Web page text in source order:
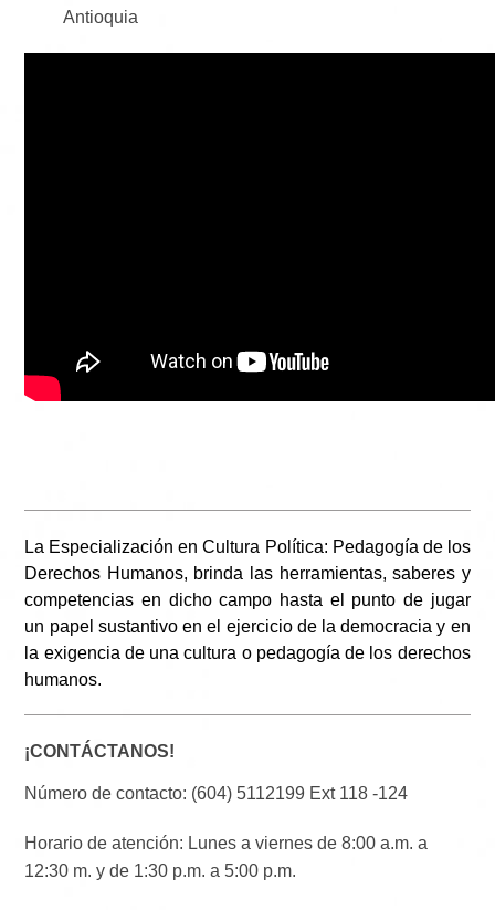
Antioquia
La Especialización en Cultura Política: Pedagogía de los
Derechos Humanos, brinda las herramientas, saberes y
competencias en dicho campo hasta el punto de jugar
un papel sustantivo en el ejercicio de la democracia y en
la exigencia de una cultura o pedagogía de los derechos
humanos.
¡CONTÁCTANOS!
Número de contacto: (604) 5112199 Ext 118 -124
Horario de atención: Lunes a viernes de 8:00 a.m. a
12:30 m. y de 1:30 p.m. a 5:00 p.m.